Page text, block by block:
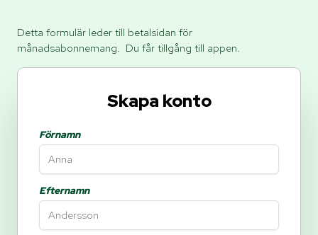
Detta formulär leder till betalsidan för
månadsabonnemang. Du får tillgång till appen.
Skapa konto
Förnamn
Efternamn